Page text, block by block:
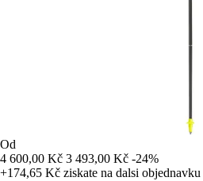
Od
4 600,00 Kč 3 493,00 Kč -24%
+174,65 Kč ziskate na dalsi objednavku